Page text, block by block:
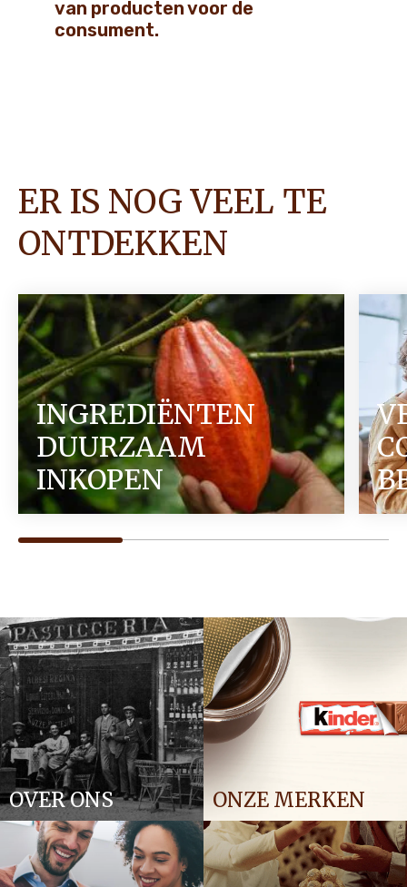
van producten voor de
consument.
ER IS NOG VEEL TE
ONTDEKKEN
INGREDIËNTEN
DUURZAAM
INKOPEN
OVER ONS ONZE MERKEN